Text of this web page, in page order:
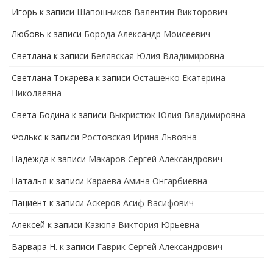
Игорь к записи Шапошников Валентин Викторович
Любовь к записи Борода Александр Моисеевич
Светлана к записи Белявская Юлия Владимировна
Cветлана Токарева к записи Осташенко Екатерина
Николаевна
Света Бодина к записи Выхристюк Юлия Владимировна
Фолькс к записи Ростовская Ирина Львовна
Надежда к записи Макаров Сергей Александрович
Наталья к записи Караева Амина Онгарбиевна
Пациент к записи Аскеров Асиф Васифович
Алексей к записи Казюпа Виктория Юрьевна
Варвара Н. к записи Гаврик Сергей Александрович